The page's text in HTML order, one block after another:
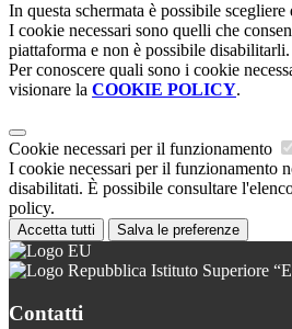
In questa schermata è possibile
I cookie necessari sono quelli che
piattaforma e non è possibile disabilitarli.
Per conoscere quali sono i cookie
visionare la COOKIE POLICY.
Cookie necessari per il funzionamento
I cookie necessari per il funzionamento
disabilitati. È possibile consultare
policy.
Accetta tutti Salva le preferenze
Istituto Superiore
Contatti